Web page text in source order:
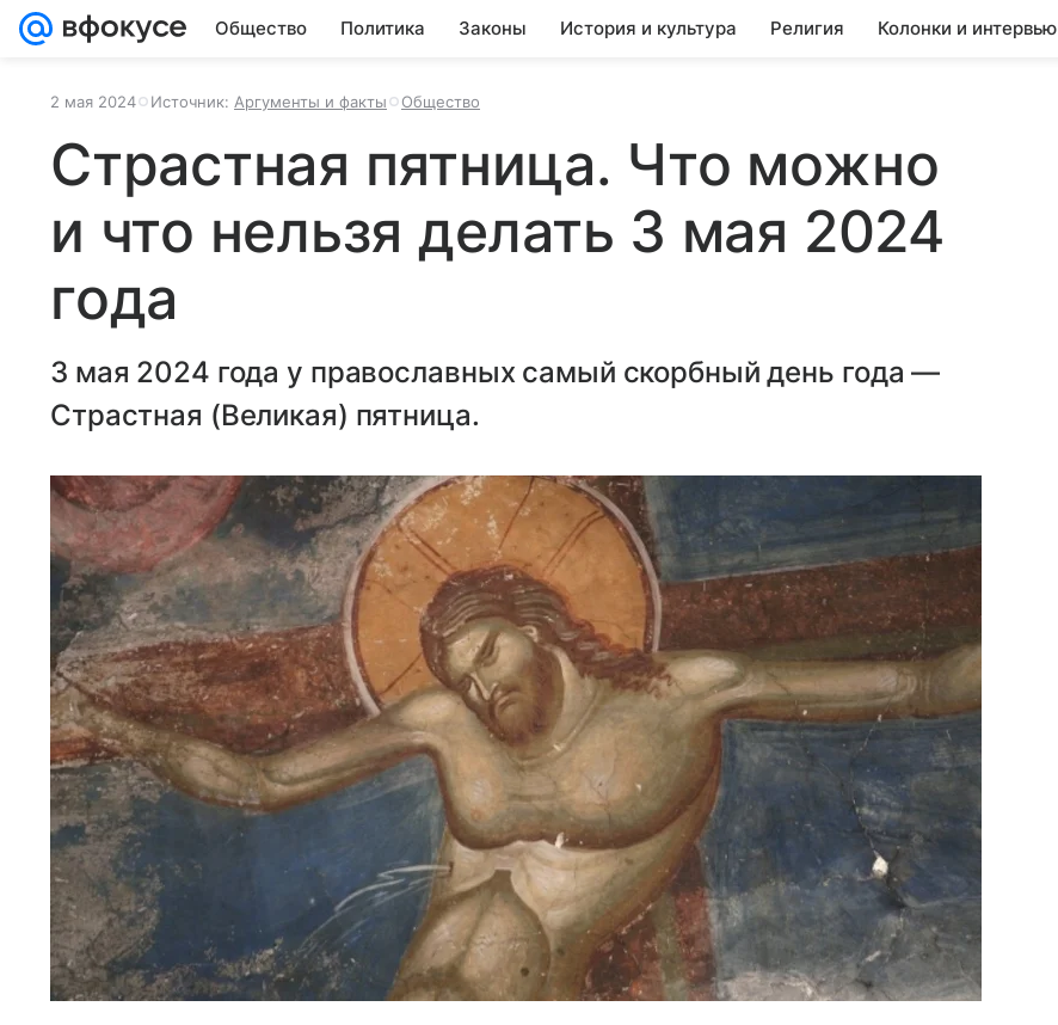
Общество Политика Законы История и культура Религия Колонки и интервью
2 мая 2024 Источник: Аргументы и факты Общество
Страстная пятница. Что можно
и что нельзя делать 3 мая 2024
года
3 мая 2024 года у православных самый скорбный день года —
Страстная (Великая) пятница.